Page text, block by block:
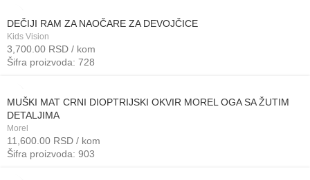
DEČIJI RAM ZA NAOČARE ZA DEVOJČICE
Kids Vision
3,700.00 RSD / kom
Šifra proizvoda: 728
MUŠKI MAT CRNI DIOPTRIJSKI OKVIR MOREL OGA SA ŽUTIM
DETALJIMA
Morel
11,600.00 RSD / kom
Šifra proizvoda: 903